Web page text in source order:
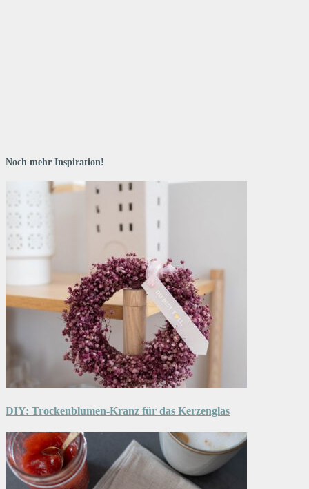
Noch mehr Inspiration!
DIY: Trockenblumen-Kranz für das Kerzenglas